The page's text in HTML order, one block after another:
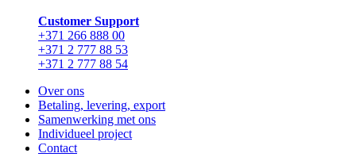
Сustomer Support
+371 266 888 00
+371 2 777 88 53
+371 2 777 88 54
Over ons
Betaling, levering, export
Samenwerking met ons
Individueel project
Contact